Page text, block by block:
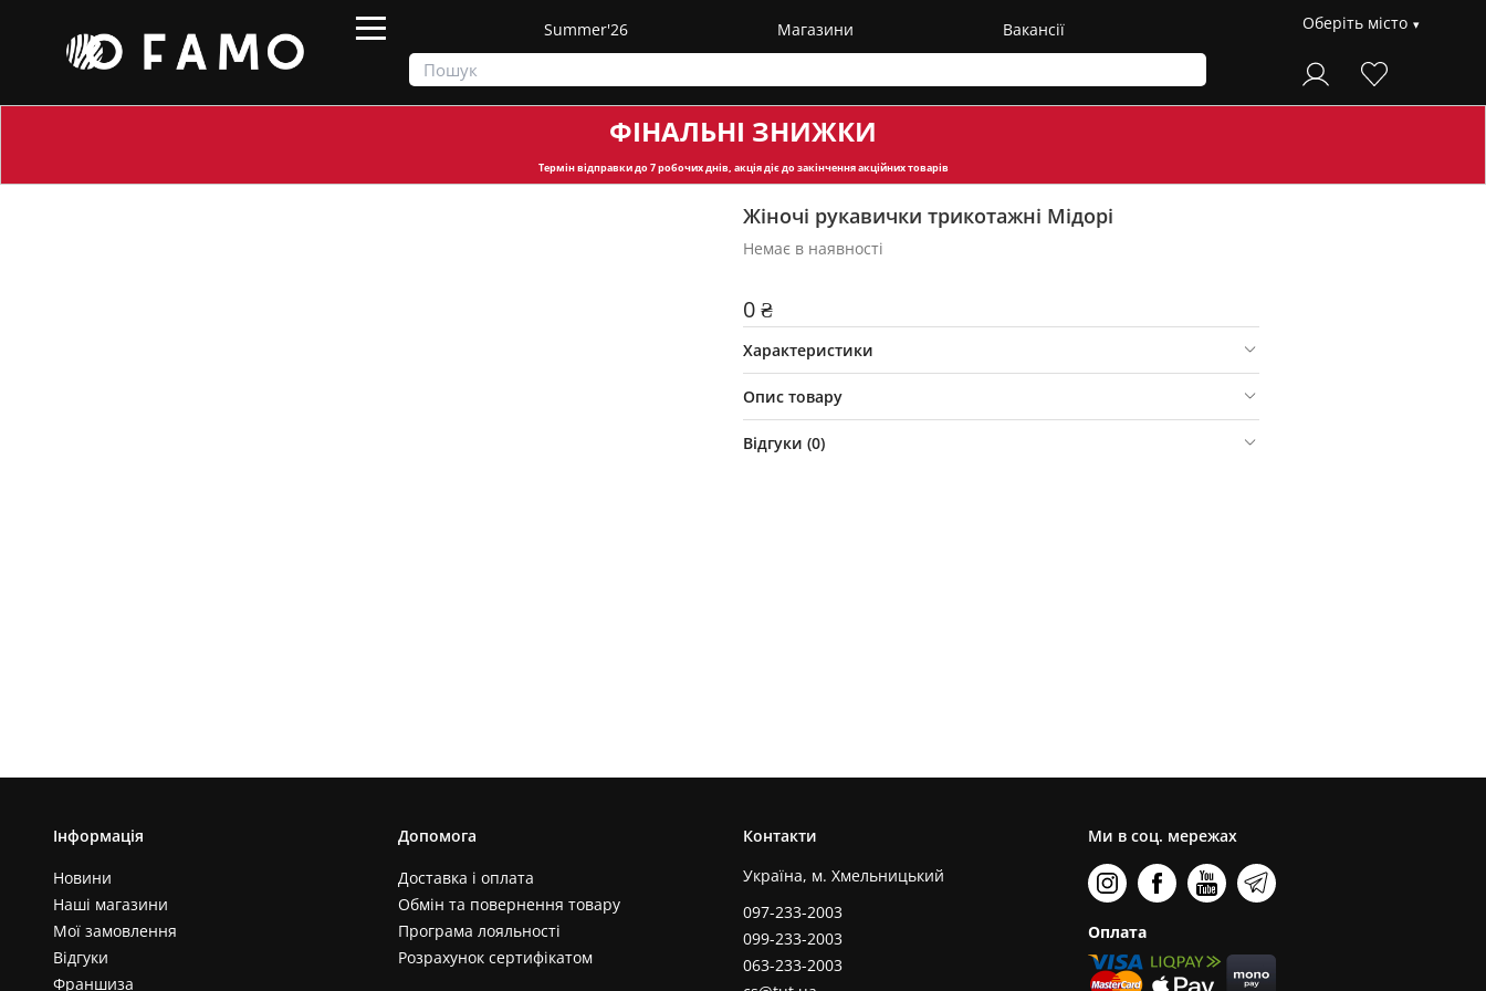
Summer'26 Магазини Вакансії Оберіть місто
ФІНАЛЬНІ ЗНИЖКИ
Термін відправкидо 7 робочих днів, акція діє до закінчення акційних товарів
Жіночі рукавички трикотажні Мідорі
Немає в наявності
0 ₴
Характеристики
Опис товару
Відгуки (0)
Інформація
Новини
Наші магазини
Мої замовлення
Відгуки
Франшиза
Допомога
Доставка і оплата
Обмін та повернення товару
Програма лояльності
Розрахунок сертифікатом
Контакти
Україна, м. Хмельницький
097-233-2003
099-233-2003
063-233-2003
Ми в соц. мережах
Оплата